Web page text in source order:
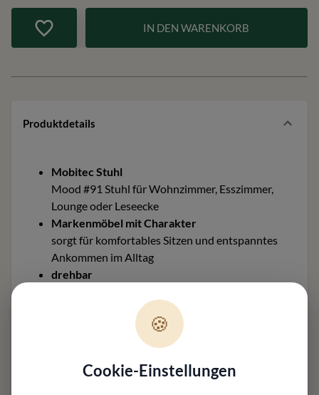
IN DEN WARENKORB
Produktdetails
Mobitec Stuhl
Mood #91 Stuhl für Wohnzimmer, Esszimmer,
Lounge oder Leseecke
Markenmöbel mit Charakter
sorgt für komfortables Sitzen und entspanntes
Ankommen im Alltag
drehbar
Nutzung im Alltag
Stimmige Proportionen
wirken ausgewogen und lassen sich gut
Material und Ausführung
🍪
Cookie-Einstellungen